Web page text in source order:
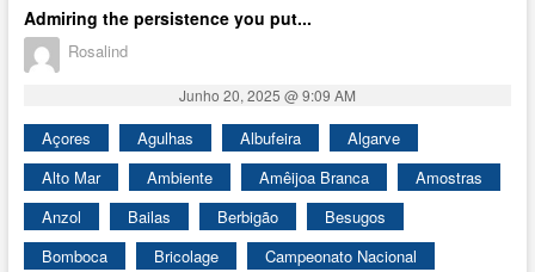
Admiring the persistence you put...
Rosalind
Junho 20, 2025 @ 9:09 AM
Açores Agulhas Albufeira
Algarve
Alto Mar
Ambiente Amêijoa Branca
Amostras
Anzol
Bailas Berbigão
Besugos
Bomboca
Bricolage
Campeonato Nacional